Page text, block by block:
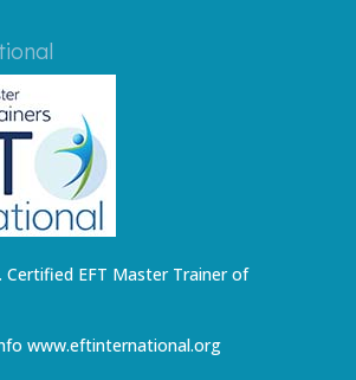
Certified EFT Master Trainer of
www.eftinternational.org